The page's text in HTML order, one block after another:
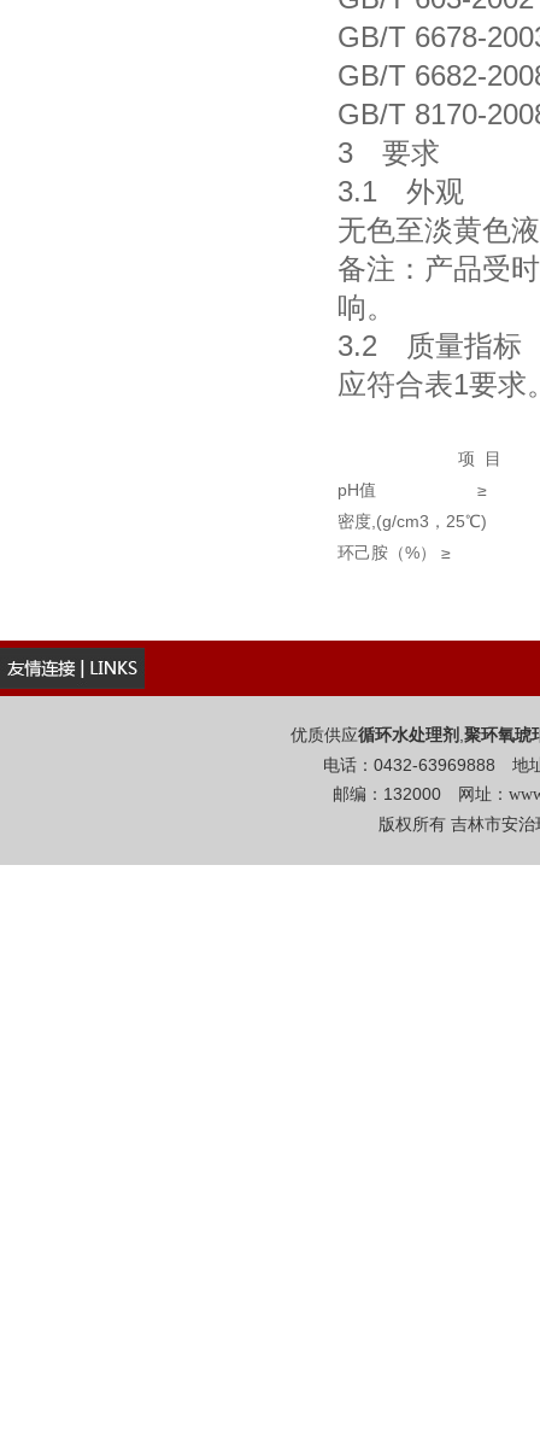
GB/T 6678-
GB/T 6682-
GB/T 8170-
3 要求
3.1 外观
无色至淡黄色
备注：产品受
响。
3.2 质量指标
应符合表1要求
项 目
pH值 ≥
密度,(g/cm3，25℃)
环己胺（%） ≥
优质供应循环水处理剂 ,聚环氧琥
电话：0432-63969888 地
邮编：132000 网址：
版权所有 吉林市安